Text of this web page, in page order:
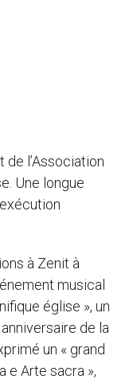
de l’Association
Une longue
à Zenit à
musical
église », un
de la
un « grand
e Arte sacra »,